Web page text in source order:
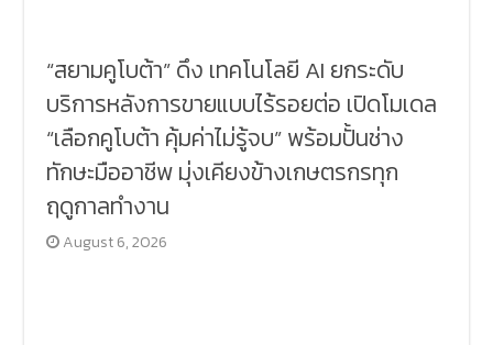
“สยามคูโบต้า” ดึง เทคโนโลยี AI ยกระดับ
บริการหลังการขายแบบไร้รอยต่อ เปิดโมเดล
“เลือกคูโบต้า คุ้มค่าไม่รู้จบ” พร้อมปั้นช่าง
ทักษะมืออาชีพ มุ่งเคียงข้างเกษตรกรทุก
ฤดูกาลทำงาน
August 6, 2026